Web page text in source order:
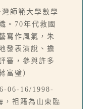
師範大學數學
。70年代救國
寫作風氣，朱
發表演說、擔
審，參與許多
富璧）
06-16/1998-
，祖籍為山東臨